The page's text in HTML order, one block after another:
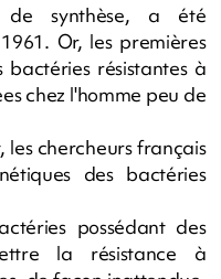
de synthèse, a été
Or, les premières
résistantes à
chez l'homme peu de
chercheurs français
des bactéries
possédant des
la résistance à